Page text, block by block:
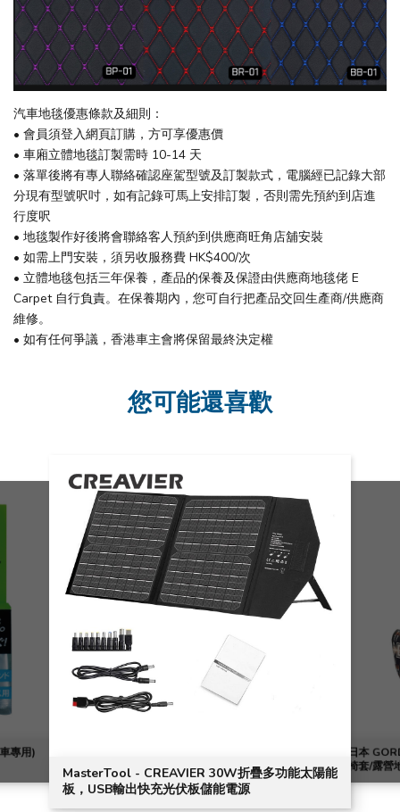
汽車地毯優惠條款及細則：
• 會員須登入網頁訂購，方可享優惠價
• 車廂立體地毯訂製需時 10-14 天
• 落單後將有專人聯絡確認座駕型號及訂製款式，電腦經已記錄大部
分現有型號呎吋，如有記錄可馬上安排訂製，否則需先預約到店進
行度呎
• 地毯製作好後將會聯絡客人預約到供應商旺角店舖安裝
• 如需上門安裝，須另收服務費 HK$400/次
• 立體地毯包括三年保養，產品的保養及保證由供應商地毯佬 E
Carpet 自行負責。在保養期內，您可自行把產品交回生產商/供應商
維修。
• 如有任何爭議，香港車主會將保留最終決定權
您可能還喜歡
折疊多功能太陽能
日本 GORDON MILLER ×PDN 2 WAY 圖騰單
椅套/露營地墊 黑色 | GML